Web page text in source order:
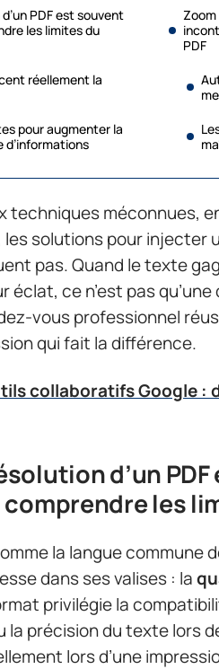
PDF est souvent
les limites du
réellement la
pour augmenter la
d’informations
PDF
techniques méconnues,
solutions pour injecter
pas. Quand le texte
ce n’est pas qu’une
vous professionnel
qui fait la différence.
collaboratifs Google :
d’un
les
la langue commune
dans ses valises : la
privilégie la
la précision du texte lors
lors d’une